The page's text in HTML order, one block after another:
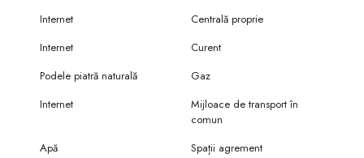
Internet
Centrală proprie
Internet
Curent
Podele piatră naturală
Gaz
Internet
Mijloace de transport în
comun
Apă
Spații agrement